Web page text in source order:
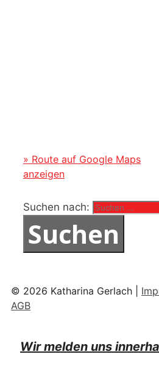
» Route auf Google Maps
anzeigen
Suchen nach:
© 2026 Katharina Gerlach |
AGB
Wir melden uns